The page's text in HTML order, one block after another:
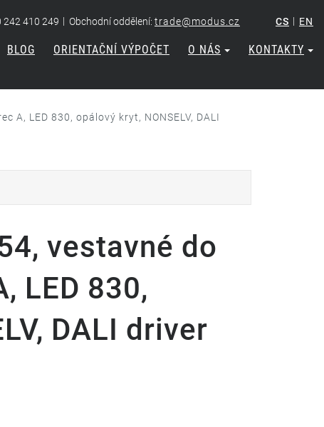
242 410 249 | Obchodní oddělení: trade@modus.cz CS | EN
BLOG ORIENTAČNÍ VÝPOČET O NÁS KONTAKTY
A, LED 830, opálový kryt, NONSELV, DALI
vestavné do
LED 830,
DALI driver